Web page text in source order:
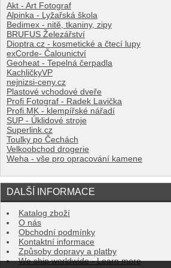
Akt - Art Fotograf
Alpinka - Lyžařská škola
Bedimex - nitě, tkaniny, zipy
BRUFUS Železářství
Dioptra.cz - kosmetické a čtecí lupy
exCorde- Čalounictví
Geoheat - Tepelná čerpadla
KachličkyVP
nejnizsi-ceny.cz
Plastové vchodové dveře
Profi Fotograf - Radek Lavička
Profi.MK - klempířské nářadí
SUP - Úklidové stroje
Superlink.cz
Toulky po Čechách
Velkoobchod drogerie
Weha - vše pro opracování kamene
DALŠÍ INFORMACE
Katalog zboží
O nás
Obchodní podmínky
Kontaktní informace
Způsoby dopravy a platby
We ship worldwide - Learn more